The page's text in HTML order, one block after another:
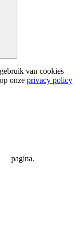
van cookies
onze privacy policy
pagina.